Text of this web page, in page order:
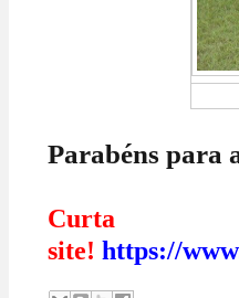
Parabéns para
Curta
site! https://